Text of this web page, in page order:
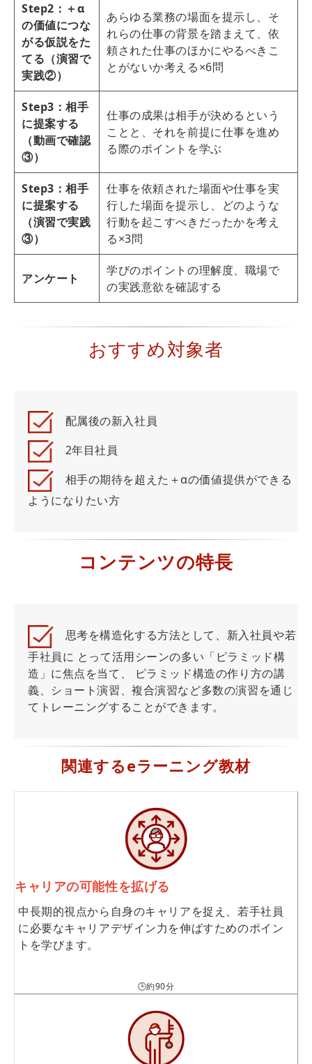
Step2：＋α
の価値につな
がる仮説をた
てる（演習で
実践②）
あらゆる業務の場面を提示し、そ
れらの仕事の背景を踏まえて、依
頼された仕事のほかにやるべきこ
とがないか考える×6問
Step3：相手
に提案する
（動画で確認
③）
仕事の成果は相手が決めるという
ことと、それを前提に仕事を進め
る際のポイントを学ぶ
Step3：相手
に提案する
（演習で実践
③）
仕事を依頼された場面や仕事を実
行した場面を提示し、どのような
行動を起こすべきだったかを考え
る×3問
アンケート
学びのポイントの理解度、職場で
の実践意欲を確認する
おすすめ対象者
配属後の新入社員
2年目社員
相手の期待を超えた＋αの価値提供ができる
ようになりたい方
コンテンツの特長
思考を構造化する方法として、新入社員や若
手社員に とって活用シーンの多い「ピラミッド構
造」に焦点を当て、 ピラミッド構造の作り方の講
義、ショート演習、複合演習など多数の演習を通じ
てトレーニングすることができます。
関連するeラーニング教材
キャリアの可能性を拡げる
中長期的視点から自身のキャリアを捉え、若手社員
に必要なキャリアデザイン力を伸ばすためのポイン
トを学びます。
🕒約90分